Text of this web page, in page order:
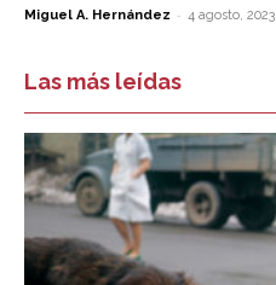
Miguel A. Hernández - 4 agosto, 2023
Las más leídas